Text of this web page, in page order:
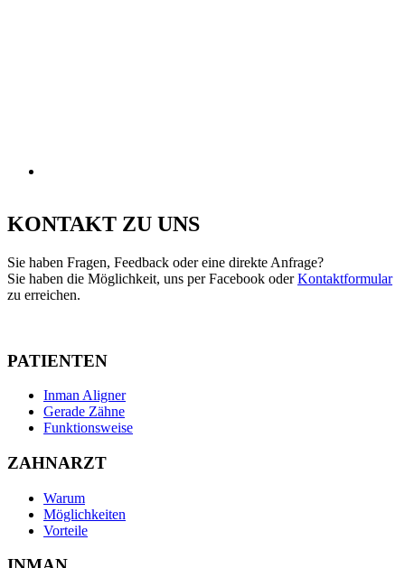
KONTAKT ZU UNS
Sie haben Fragen, Feedback oder eine direkte Anfrage?
Sie haben die Möglichkeit, uns per Facebook oderKontaktformular
zu erreichen.
PATIENTEN
Inman Aligner
Gerade Zähne
Funktionsweise
ZAHNARZT
Warum
Möglichkeiten
Vorteile